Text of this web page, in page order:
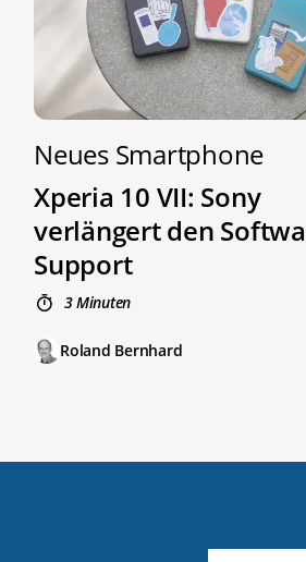
Neues Smartphone
Xperia 10 VII: Sony
verlängert den
Support
3 Minuten
Roland Bernhard